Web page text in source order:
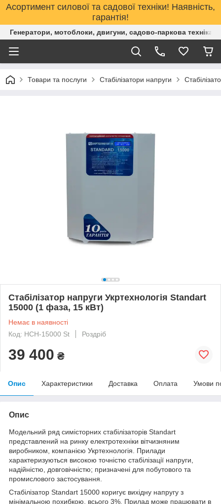
Асортимент силової та садової техніки! Наявність,
гарантія!
Генератори, мотоблоки, двигуни, садово-паркова техніка.
Товари та послуги Стабілізатори напруги
Стабілізатор напруги Укртехнологія Standart
15000 (1 фаза, 15 кВт)
Немає в наявності
Код: НСН-15000 St
Роздріб
39 400 ₴
Опис Характеристики Доставка Оплата Умови
Опис
Модельний ряд симісторних стабілізаторів Standart
представлений на ринку електротехніки вітчизняним
виробником, компанією Укртехнологія. Прилади
характеризуються високою точністю стабілізації напруги,
надійністю, довговічністю; призначені для побутового та
промислового застосування.
Стабілізатор Standart 15000 коригує вихідну напругу з
мінімальною похибкою, всього 3%. Прилад може працювати в